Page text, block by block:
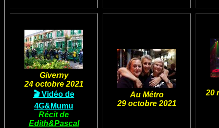
Giverny
24 octobre 2021
🎬 Vidéo de
4G&Mumu
Récit de
Edith&Pascal
Au Métro
29 octobre 2021
20